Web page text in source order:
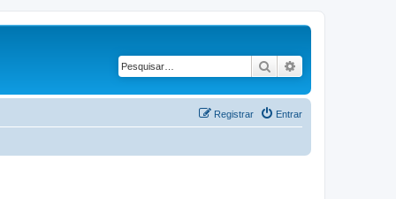
Pesquisar
Entrar
Registrar